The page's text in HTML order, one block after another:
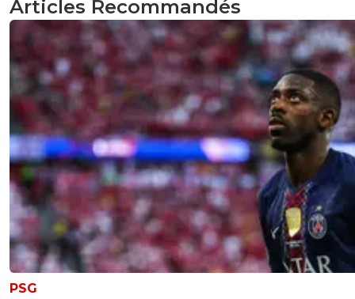
Articles Recommandés
PSG